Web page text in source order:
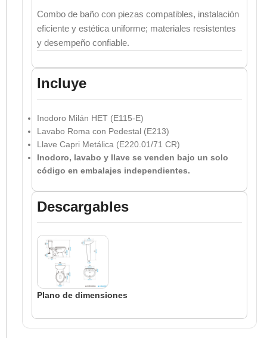
Combo de baño con piezas compatibles, instalación
eficiente y estética uniforme; materiales resistentes
y desempeño confiable.
Incluye
Inodoro Milán HET (E115-E)
Lavabo Roma con Pedestal (E213)
Llave Capri Metálica (E220.01/71 CR)
Inodoro, lavabo y llave se venden bajo un solo
código en embalajes independientes.
Descargables
Plano de dimensiones